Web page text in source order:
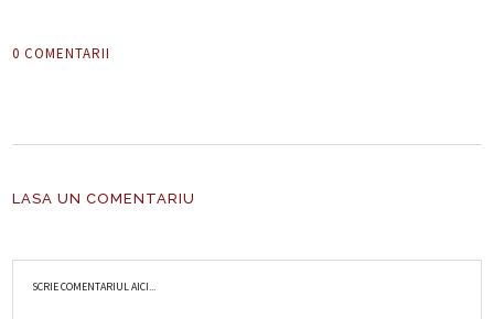
0 COMENTARII
LASA UN COMENTARIU